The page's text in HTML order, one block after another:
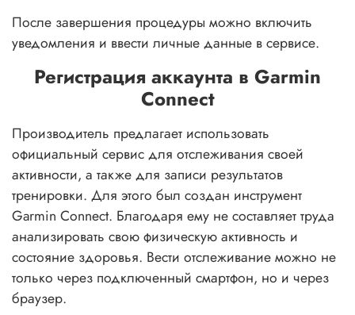
После завершения процедуры можно включить
уведомления и ввести личные данные в сервисе.
Регистрация аккаунта в Garmin
Connect
Производитель предлагает использовать
официальный сервис для отслеживания своей
активности, а также для записи результатов
тренировки. Для этого был создан инструмент
Garmin Connect. Благодаря ему не составляет труда
анализировать свою физическую активность и
состояние здоровья. Вести отслеживание можно не
только через подключенный смартфон, но и через
браузер.